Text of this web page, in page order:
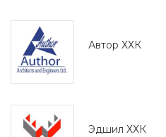
Автор ХХК
Эдшил ХХК